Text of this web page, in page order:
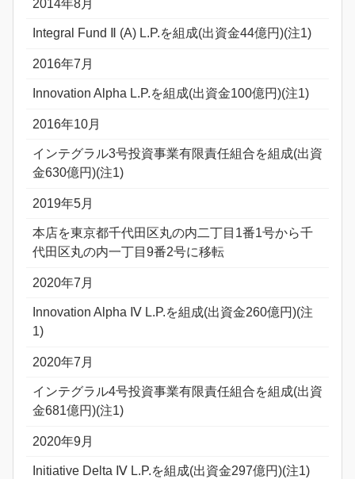
2014年8月
Integral Fund Ⅱ (A) L.P.を組成(出資金44億円)(注1)
2016年7月
Innovation Alpha L.P.を組成(出資金100億円)(注1)
2016年10月
インテグラル3号投資事業有限責任組合を組成(出資
金630億円)(注1)
2019年5月
本店を東京都千代田区丸の内二丁目1番1号から千
代田区丸の内一丁目9番2号に移転
2020年7月
Innovation Alpha Ⅳ L.P.を組成(出資金260億円)(注
1)
2020年7月
インテグラル4号投資事業有限責任組合を組成(出資
金681億円)(注1)
2020年9月
Initiative Delta Ⅳ L.P.を組成(出資金297億円)(注1)